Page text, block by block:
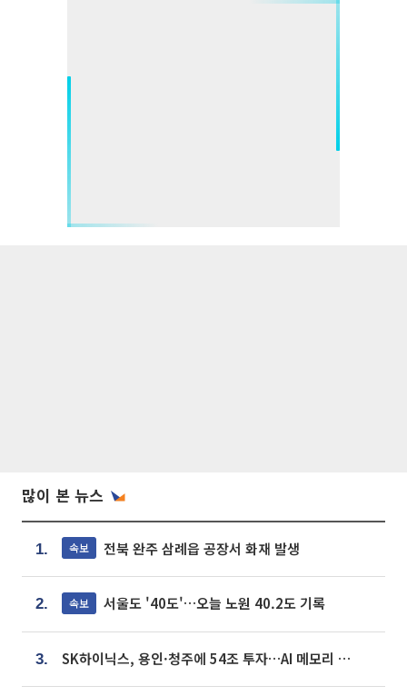
많이 본 뉴스
1. 속보 전북 완주 삼례읍 공장서 화재 발생
2. 속보 서울도 '40도'…오늘 노원 40.2도 기록
3. SK하이닉스, 용인·청주에 54조 투자…AI 메모리 생산기지 키운다